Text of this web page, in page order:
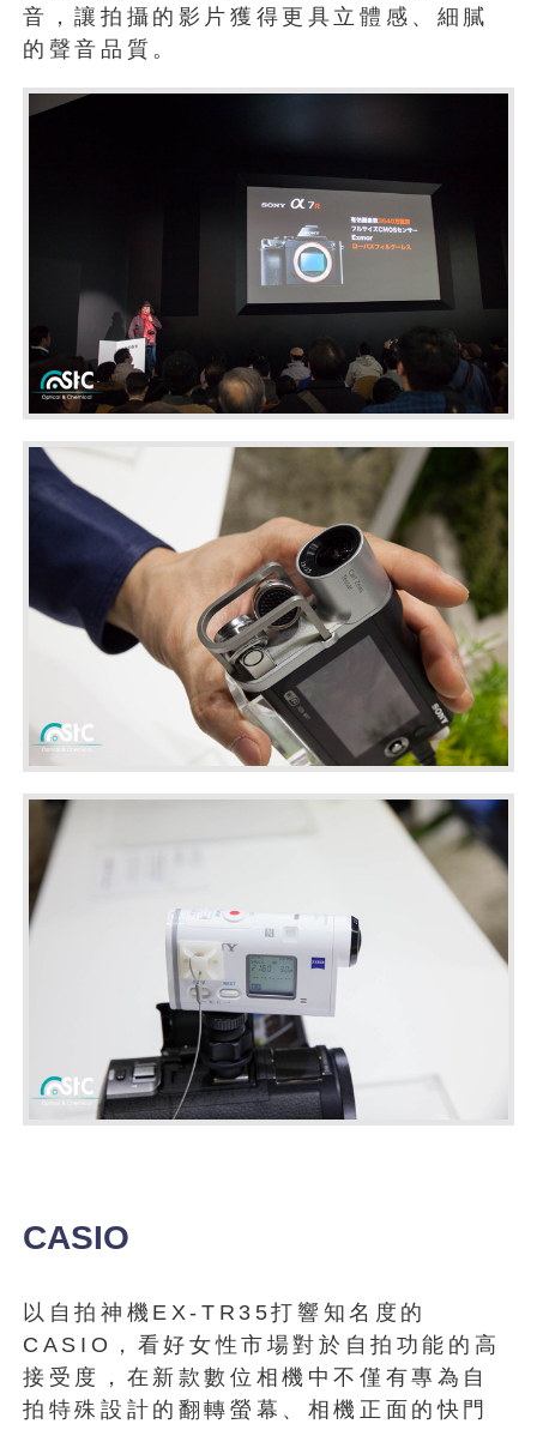
音，讓拍攝的影片獲得更具立體感、細膩
的聲音品質。
CASIO
以自拍神機EX-TR35打響知名度的
CASIO，看好女性市場對於自拍功能的高
接受度，在新款數位相機中不僅有專為自
拍特殊設計的翻轉螢幕、相機正面的快門